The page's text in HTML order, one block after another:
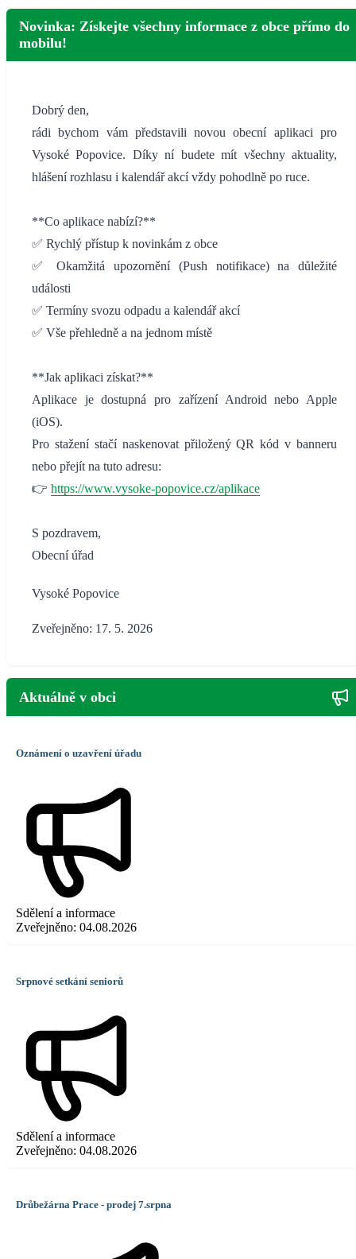
Novinka: Získejte všechny informace z obce přímo do
mobilu!
Dobrý den,
rádi bychom vám představili novou obecní aplikaci pro
Vysoké Popovice. Díky ní budete mít všechny aktuality,
hlášení rozhlasu i kalendář akcí vždy pohodlně po ruce.
**Co aplikace nabízí?**
✅ Rychlý přístup k novinkám z obce
✅ Okamžitá upozornění (Push notifikace) na důležité
události
✅ Termíny svozu odpadu a kalendář akcí
✅ Vše přehledně a na jednom místě
**Jak aplikaci získat?**
Aplikace je dostupná pro zařízení Android nebo Apple
(iOS).
Pro stažení stačí naskenovat přiložený QR kód v banneru
nebo přejít na tuto adresu:
👉 https://www.vysoke-popovice.cz/aplikace
S pozdravem,
Obecní úřad
Vysoké Popovice
Zveřejněno: 17. 5. 2026
Aktuálně v obci
Oznámení o uzavření úřadu
Sdělení a informace
Zveřejněno: 04.08.2026
Srpnové setkání seniorů
Sdělení a informace
Zveřejněno: 04.08.2026
Drůbežárna Prace - prodej 7.srpna